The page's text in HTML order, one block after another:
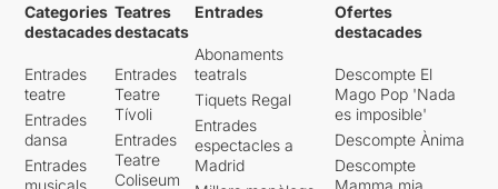
Categories
destacades
Entrades
teatre
Entrades
dansa
Entrades
musicals
Teatres
destacats
Entrades
Teatre
Tívoli
Entrades
Teatre
Coliseum
Entrades
Abonaments
teatrals
Tiquets Regal
Entrades
espectacles a
Madrid
Ofertes
destacades
Descompte El
Mago Pop 'Nada
es imposible'
Descompte Ànima
Descompte
Mamma mia